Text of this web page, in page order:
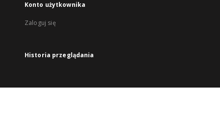
Konto użytkownika
Zaloguj się
Historia przeglądania